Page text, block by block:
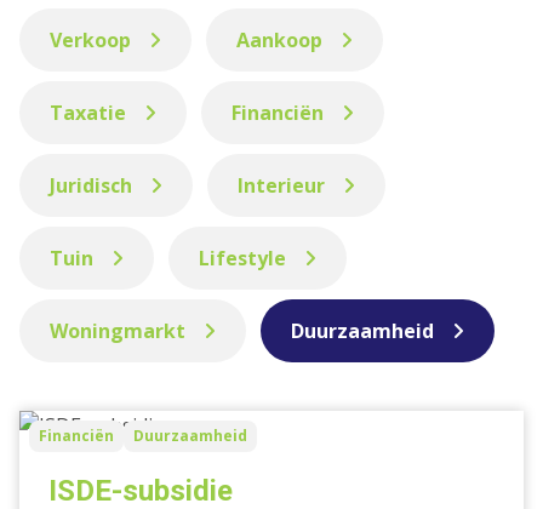
Verkoop Aankoop
Taxatie Financiën
Juridisch Interieur
Tuin Lifestyle
Woningmarkt Duurzaamheid
ISDE-
Financiën Duurzaamheid
ISDE-subsidie